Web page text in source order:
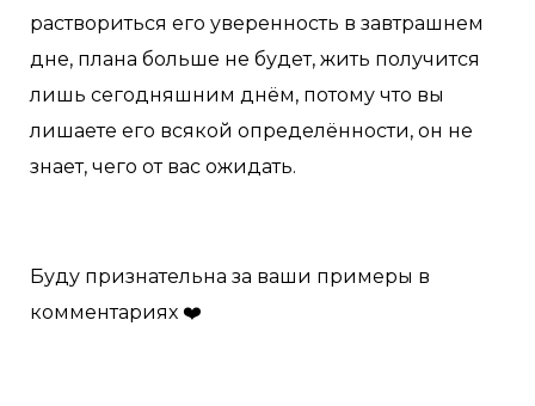
раствориться его уверенность в завтрашнем
дне, плана больше не будет, жить получится
лишь сегодняшним днём, потому что вы
лишаете его всякой определённости, он не
знает, чего от вас ожидать.
Буду признательна за ваши примеры в
комментариях ❤️